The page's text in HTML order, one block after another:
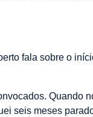
fala sobre o
Quando
seis meses